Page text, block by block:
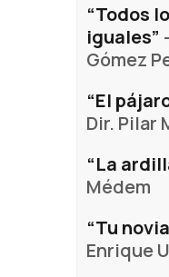
“Todos
iguales”
Gómez
“El
Dir. Pilar
“La
Médem
“Tu
Enrique